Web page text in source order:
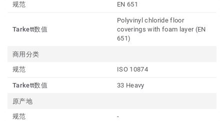
规范
EN 651
Tarkett数值
Polyvinyl chloride floor
coverings with foam layer (EN
651)
商用分类
规范
ISO 10874
Tarkett数值 33 Heavy
原产地
规范
-